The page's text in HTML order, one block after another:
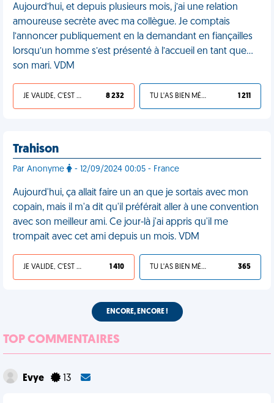
Aujourd’hui, et depuis plusieurs mois, j’ai une relation
amoureuse secrète avec ma collègue. Je comptais
l’annoncer publiquement en la demandant en fiançailles
lorsqu’un homme s’est présenté à l’accueil en tant que…
son mari. VDM
JE VALIDE, C'EST UNE VDM 8 232 TU L'AS BIEN MÉRITÉ 1 211
Trahison
Par Anonyme - 12/09/2024 00:05 - France
Aujourd'hui, ça allait faire un an que je sortais avec mon
copain, mais il m'a dit qu'il préférait aller à une convention
avec son meilleur ami. Ce jour-là j'ai appris qu'il me
trompait avec cet ami depuis un mois. VDM
JE VALIDE, C'EST UNE VDM 1 410 TU L'AS BIEN MÉRITÉ 365
ENCORE, ENCORE !
TOP COMMENTAIRES
Evye 13